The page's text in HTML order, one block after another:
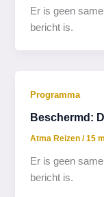
Er is geen
bericht is.
Programma
Beschermd:
Atma Reizen/15
Er is geen
bericht is.